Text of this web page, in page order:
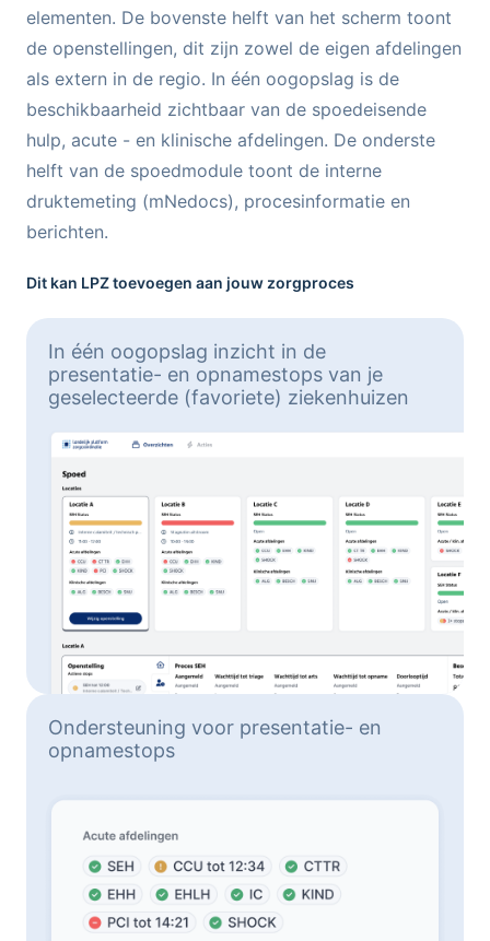
elementen. De bovenste helft van het scherm toont
de openstellingen, dit zijn zowel de eigen afdelingen
als extern in de regio. In één oogopslag is de
beschikbaarheid zichtbaar van de spoedeisende
hulp, acute - en klinische afdelingen. De onderste
helft van de spoedmodule toont de interne
druktemeting (mNedocs), procesinformatie en
berichten.
Dit kan LPZ toevoegen aan jouw zorgproces
In één oogopslag inzicht in de
presentatie- en opnamestops van je
geselecteerde (favoriete) ziekenhuizen
Ondersteuning voor presentatie- en
opnamestops